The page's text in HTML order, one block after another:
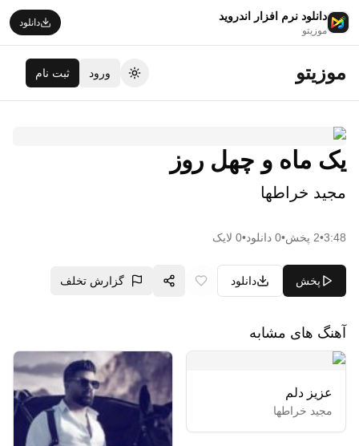
دانلود نرم افزار اندروید
موزیتو
دانلود
موزیتو تغییر تم
ورود ثبت نام
یک ماه و چهل روز
مجید خراطها
3:48
•
2 پخش•
0 دانلود•
0 لایک
پخش دانلود گزارش تخلف
آهنگ های مشابه
عزیز دلم
مجید خراطها